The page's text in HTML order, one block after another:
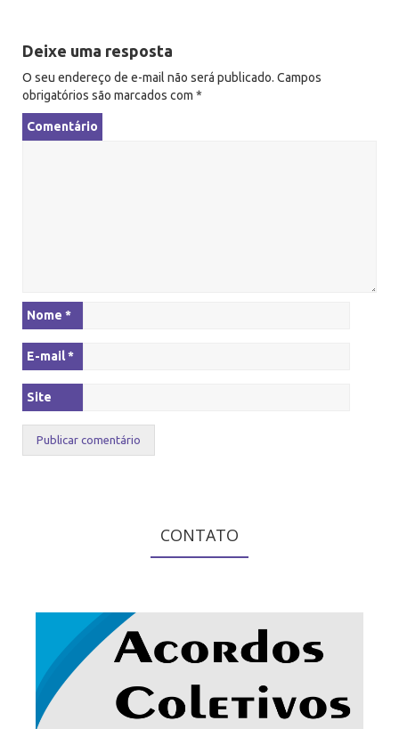
ç
ã
o
Deixe uma resposta
O seu endereço de e-mail não será publicado. Campos
obrigatórios são marcados com *
Comentário
Nome *
E-mail*
Site
CONTATO